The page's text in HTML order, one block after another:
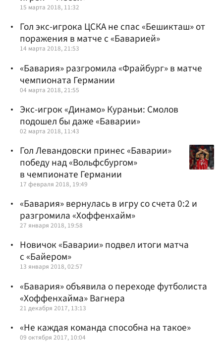
15 марта 2018, 11:32
Гол экс-игрока ЦСКА не спас «Бешикташ» от
поражения в матче с «Баварией»
14 марта 2018, 21:53
«Бавария» разгромила «Фрайбург» в матче
чемпионата Германии
04 марта 2018, 21:55
Экс-игрок «Динамо» Кураньи: Смолов
подошел бы даже «Баварии»
02 марта 2018, 11:43
Гол Левандовски принес «Баварии»
победу над «Вольфсбургом»
в чемпионате Германии
17 февраля 2018, 19:49
«Бавария» вернулась в игру со счета 0:2 и
разгромила «Хоффенхайм»
27 января 2018, 19:58
Новичок «Баварии» подвел итоги матча
с «Байером»
13 января 2018, 02:57
«Бавария» объявила о переходе футболиста
«Хоффенхайма» Вагнера
21 декабря 2017, 13:13
«Не каждая команда способна на такое»
09 октября 2017, 10:04